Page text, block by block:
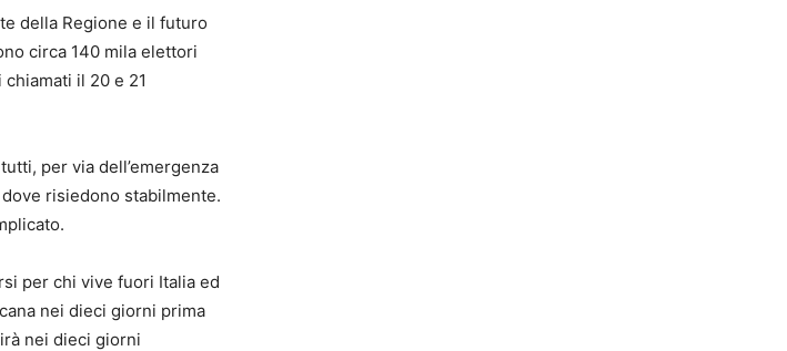
della Regione e il futuro
circa 140 mila elettori
il 20 e 21
per via dell’emergenza
risiedono stabilmente.
per chi vive fuori Italia ed
nei dieci giorni prima
nei dieci giorni